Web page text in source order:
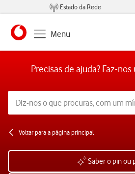
Estado da Rede
https://www.vodafone.pt
Menu
Precisas de ajuda? Faz-
Voltar para a página principal
Saber o pin ou